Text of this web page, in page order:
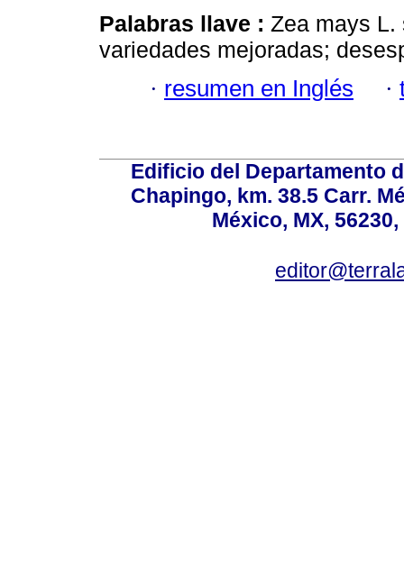
Palabras llave : Zea mays L.
variedades mejoradas;
· resumen en Inglés ·
Edificio del Departamento
Chapingo, km. 38.5 Carr.
México, MX,